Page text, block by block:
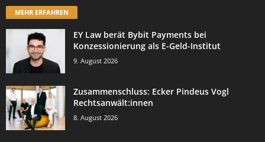
MEHR ERFAHREN
EY Law berät Bybit Payments bei
Konzessionierung als E-Geld-Institut
9. August 2026
Zusammenschluss: Ecker Pindeus Vogl
Rechtsanwält:innen
8. August 2026